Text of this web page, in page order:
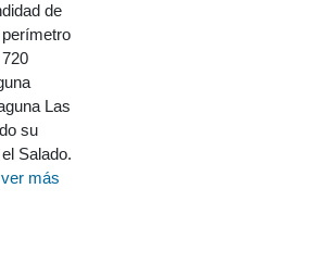
de
Las
su
Salado.
ver más